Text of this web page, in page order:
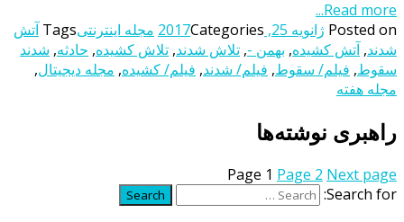
Read more...
Posted on ژانویه 25, 2017 Categories مجله اینترنتیTags آتش
شدند, آتش کشیده, بهمن -, تلاش شدند, تلاش کشیده, حادثه, شدند
سقوط, فیلم/ سقوط, فیلم/ شدند, فیلم/ کشیده, مجله دیجیتال,
مجله هفته
راهبری نوشته‌ها
Page 1 Page 2 Next page
Search for:
Search